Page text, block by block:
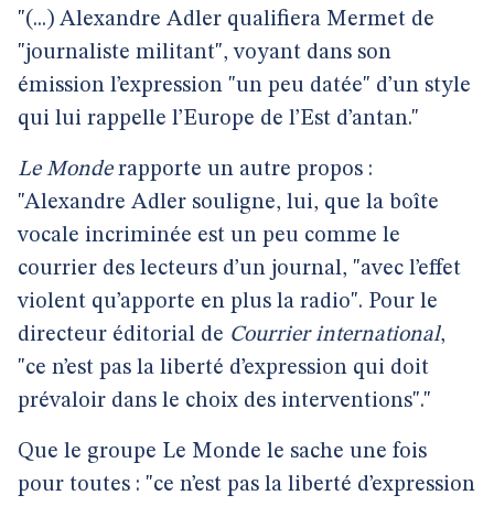
"(...) Alexandre Adler qualifiera Mermet de
"journaliste militant", voyant dans son
émission l’expression "un peu datée" d’un style
qui lui rappelle l’Europe de l’Est d’antan."
Le Monderapporte un autre propos :
"Alexandre Adler souligne, lui, que la boîte
vocale incriminée est un peu comme le
courrier des lecteurs d’un journal, "avec l’effet
violent qu’apporte en plus la radio". Pour le
directeur éditorial de Courrier international,
"ce n’est pas la liberté d’expression qui doit
prévaloir dans le choix des interventions"."
Que le groupe Le Monde le sache une fois
pour toutes : "ce n’est pas la liberté d’expression